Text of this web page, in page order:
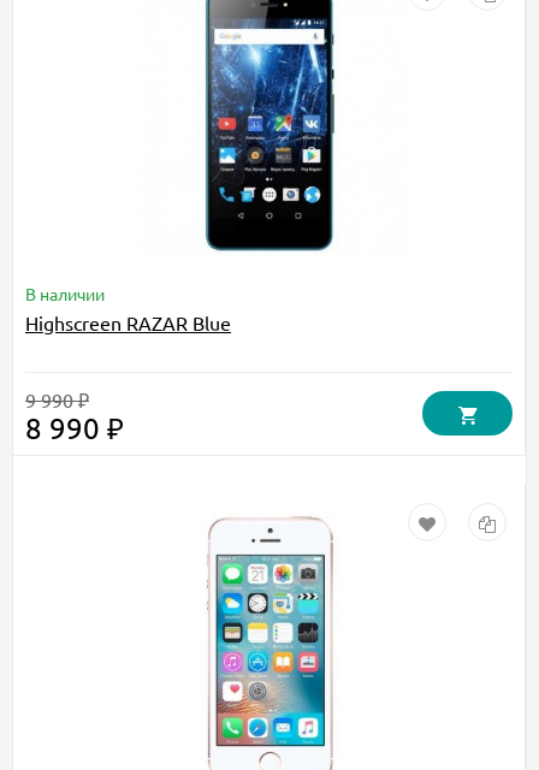
В наличии
Highscreen RAZAR Blue
9 990 ₽
8 990 ₽